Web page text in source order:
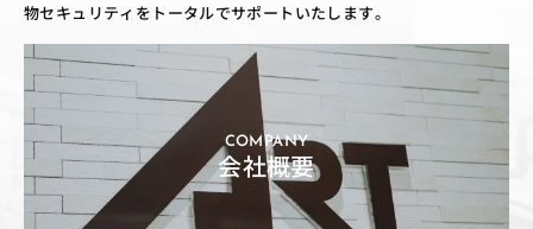
物セキュリティをトータルでサポートいたします。
COMPANY
会社概要